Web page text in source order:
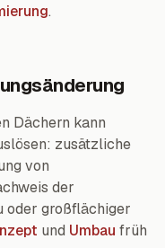
.
Dächern kann
zusätzliche
von
der
oder großflächiger
und Umbau früh